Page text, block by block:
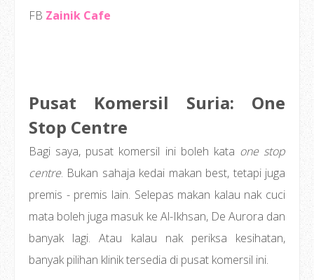
FB Zainik Cafe
Pusat Komersil Suria: One
Stop Centre
Bagi saya, pusat komersil ini boleh kata one stop
centre. Bukan sahaja kedai makan best, tetapi juga
premis - premis lain. Selepas makan kalau nak cuci
mata boleh juga masuk ke Al-Ikhsan, De Aurora dan
banyak lagi. Atau kalau nak periksa kesihatan,
banyak pilihan klinik tersedia di pusat komersil ini.